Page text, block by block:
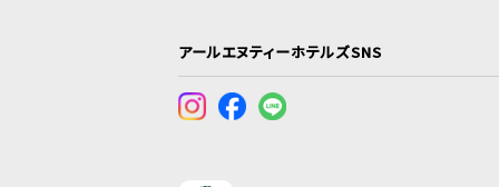
アールエヌティーホテルズSNS